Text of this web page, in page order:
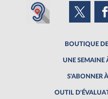
BOUTIQUE
UNE SEMAINE
S'ABONNER
OUTIL